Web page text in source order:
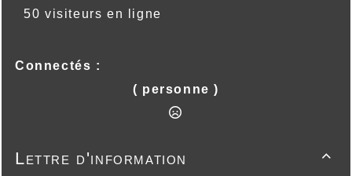
50 visiteurs en ligne
Connectés :
( personne )

Lettre d'information